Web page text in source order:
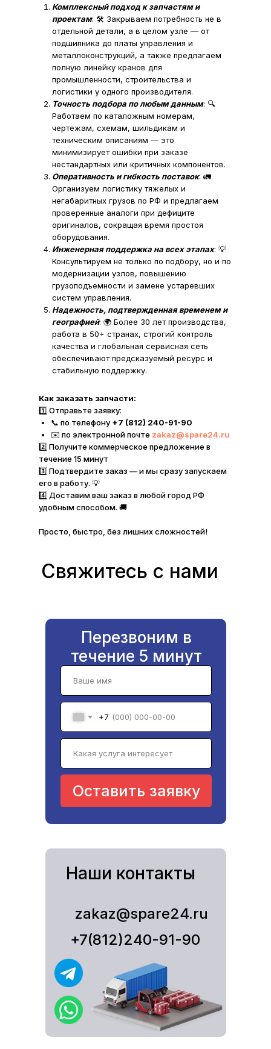
Как заказать запчасти:
1️⃣ Отправьте заявку:
📞 по телефону +7 (812) 240-91-90
✉️ по электронной почте zakaz@spare24.ru
2️⃣ Получите коммерческое предложение в
течение 15 минут
3️⃣ Подтвердите заказ — и мы сразу запускаем
его в работу. 💡
4️⃣ Доставим ваш заказ в любой город РФ
удобным способом. 🚚
Просто, быстро, без лишних сложностей!
Комплексный подход к запчастям и
проектам: 🛠️ Закрываем потребность не в
отдельной детали, а в целом узле — от
подшипника до платы управления и
металлоконструкций, а также предлагаем
полную линейку кранов для
промышленности, строительства и
логистики у одного производителя.
Точность подбора по любым данным: 🔍
Работаем по каталожным номерам,
чертежам, схемам, шильдикам и
техническим описаниям — это
минимизирует ошибки при заказе
нестандартных или критичных компонентов.
Оперативность и гибкость поставок: 🚛
Организуем логистику тяжелых и
негабаритных грузов по РФ и предлагаем
проверенные аналоги при дефиците
оригиналов, сокращая время простоя
оборудования.
Инженерная поддержка на всех этапах: 💡
Консультируем не только по подбору, но и по
модернизации узлов, повышению
грузоподъемности и замене устаревших
систем управления.
Надежность, подтвержденная временем и
географией: 🌍 Более 30 лет производства,
работа в 50+ странах, строгий контроль
качества и глобальная сервисная сеть
обеспечивают предсказуемый ресурс и
стабильную поддержку.
Свяжитесь с нами
+7
Оставить заявку
+7(812)240-91-90
zakaz@spare24.ru
Перезвоним в
течение 5 минут
Наши контакты